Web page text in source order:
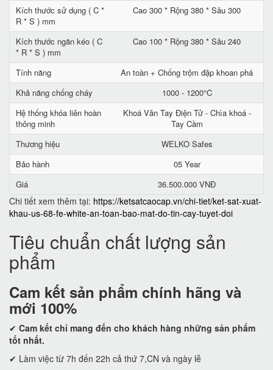
Kích thước sử dụng ( C *
R * S ) mm
Cao 300 * Rộng 380 * Sâu 300
Kích thước ngăn kéo ( C
* R * S ) mm
Cao 100 * Rộng 380 * Sâu 240
Tính năng
An toàn + Chống trộm đập khoan phá
Khả năng chống cháy
1000 - 1200°C
Hệ thống khóa liên hoàn
thông minh
Khoá Vân Tay Điện Tử - Chìa khoá -
Tay Cầm
Thương hiệu
WELKO Safes
Bảo hành
05 Year
Giá
36.500.000 VNĐ
Chi tiết xem thêm tại: https://ketsatcaocap.vn/chi-tiet/ket-sat-xuat-
khau-us-68-fe-white-an-toan-bao-mat-do-tin-cay-tuyet-doi
Tiêu chuẩn chất lượng sản
phẩm
Cam kết sản phẩm chính hãng và
mới 100%
✔ Cam kết chỉ mang đến cho khách hàng những sản phẩm
tốt nhất.
✔ Làm việc từ 7h đến 22h cả thứ 7,CN và ngày lễ